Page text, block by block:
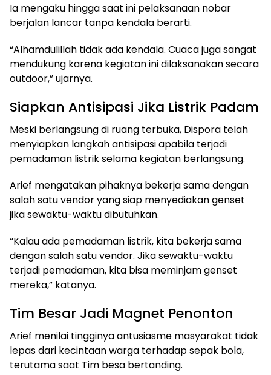
Ia mengaku hingga saat ini pelaksanaan nobar
berjalan lancar tanpa kendala berarti.
“Alhamdulillah tidak ada kendala. Cuaca juga sangat
mendukung karena kegiatan ini dilaksanakan secara
outdoor,” ujarnya.
Siapkan Antisipasi Jika Listrik Padam
Meski berlangsung di ruang terbuka, Dispora telah
menyiapkan langkah antisipasi apabila terjadi
pemadaman listrik selama kegiatan berlangsung.
Arief mengatakan pihaknya bekerja sama dengan
salah satu vendor yang siap menyediakan genset
jika sewaktu-waktu dibutuhkan.
“Kalau ada pemadaman listrik, kita bekerja sama
dengan salah satu vendor. Jika sewaktu-waktu
terjadi pemadaman, kita bisa meminjam genset
mereka,” katanya.
Tim Besar Jadi Magnet Penonton
Arief menilai tingginya antusiasme masyarakat tidak
lepas dari kecintaan warga terhadap sepak bola,
terutama saat Tim besa bertanding.